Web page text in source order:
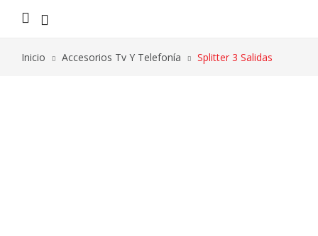
Inicio Accesorios Tv Y Telefonía Splitter 3 Salidas